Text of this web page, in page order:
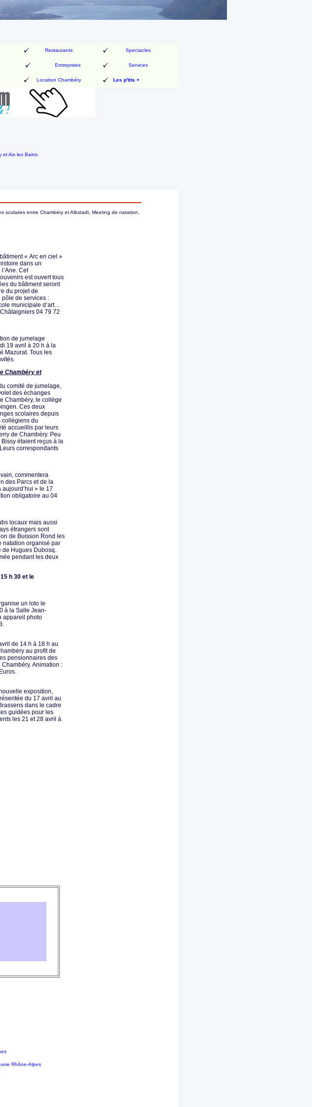
Restaurants Spectacles
Entreprises Services
Location Chambéry Les p'tits +
et Aix les Bains
scolaires entre Chambéry et Albstadt, Meeting de natation,
« Arc en ciel »
dans un
Cet
est ouvert tous
du bâtiment seront
du projet de
pôle de services :
municipale d’art…
04 79 72
de jumelage
19 avril à 20 h à la
Mazurat. Tous les
Chambéry et
comité de jumelage,
des échanges
Chambéry, le collège
Ces deux
scolaires depuis
collégiens du
accueillis par leurs
de Chambéry. Peu
étaient reçus à la
correspondants
commentera
des Parcs et de la
» le 17
obligatoire au 04
locaux mais aussi
étrangers sont
de Buisson Rond les
natation organisé par
de Hugues Dubosq.
pendant les deux
h 30 et le
un loto le
à la Salle Jean-
appareil photo
de 14 h à 18 h au
au profit de
pensionnaires des
Animation :
exposition,
du 17 avril au
dans le cadre
guidées pour les
les 21 et 28 avril à
Rhône-Alpes